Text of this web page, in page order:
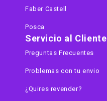
Faber Castell
Posca
Servicio al Cliente
Preguntas Frecuentes
Problemas con tu envio
¿Quires revender?